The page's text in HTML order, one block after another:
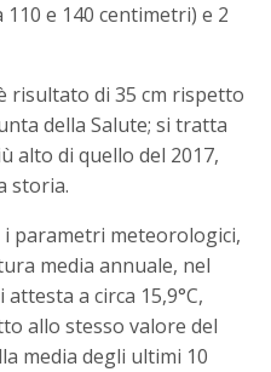
e 140 centimetri) e 2
risultato di 35 cm rispetto
della Salute; si tratta
alto di quello del 2017,
storia.
parametri meteorologici,
media annuale, nel
a circa 15,9°C,
allo stesso valore del
media degli ultimi 10